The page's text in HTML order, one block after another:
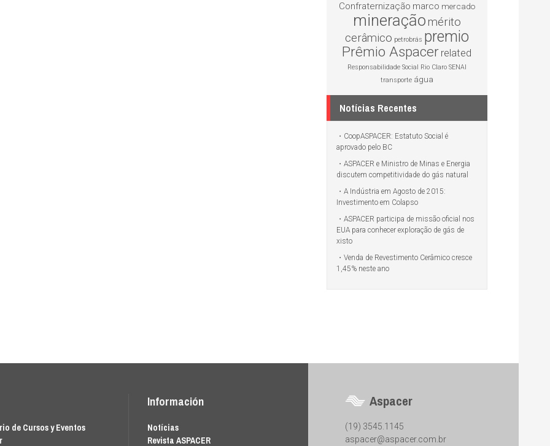
Confraternização marco mercado
mineração mérito
cerâmico petrobrás premio
Prêmio Aspacer related
Responsabilidade Social Rio Claro SENAI
transporte água
Notícias Recentes
CoopASPACER: Estatuto Social é
aprovado pelo BC
ASPACER e Ministro de Minas e Energia
discutem competitividade do gás natural
A Indústria em Agosto de 2015:
Investimento em Colapso
ASPACER participa de missão oficial nos
EUA para conhecer exploração de gás de
xisto
Venda de Revestimento Cerâmico cresce
1,45% neste ano
de Cursos y Eventos
Información
Notícias
Revista ASPACER
Aspacer
(19) 3545.1145
aspacer@aspacer.com.br